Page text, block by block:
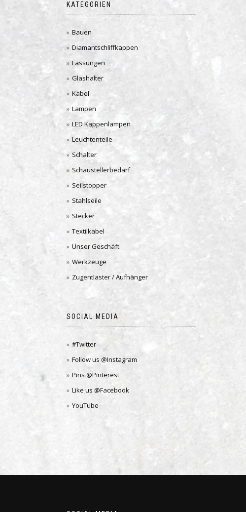
KATEGORIEN
Bauen
Diamantschliffkappen
Fassungen
Glashalter
Kabel
Lampen
LED Kappenlampen
Leuchtenteile
Schalter
Schaustellerbedarf
Seilstopper
Stahlseile
Stecker
Textilkabel
Unser Geschäft
Werkzeuge
Zugentlaster / Aufhänger
SOCIAL MEDIA
#Twitter
Follow us @Instagram
Pins @Pinterest
Like us @Facebook
YouTube